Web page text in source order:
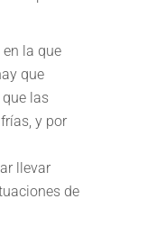
la que
que
las
y por
llevar
de